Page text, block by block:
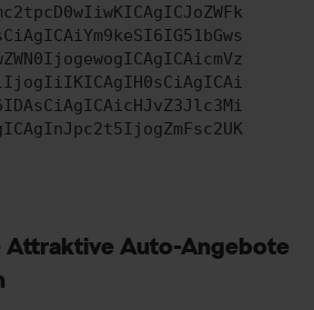
Attraktive Auto-Angebote